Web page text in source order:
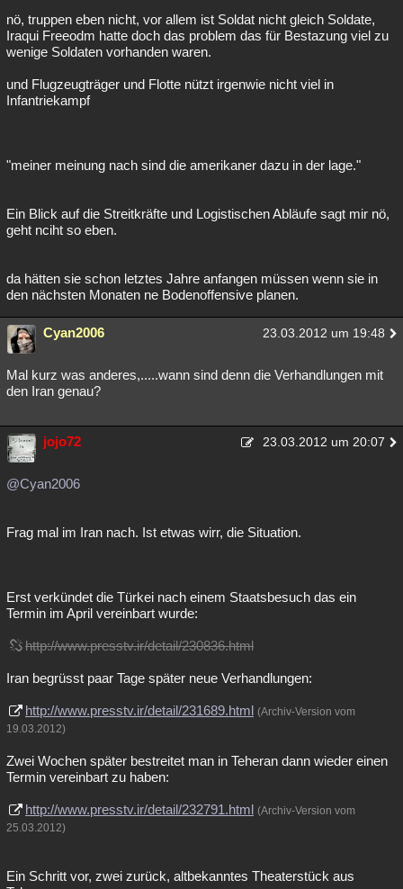
nö, truppen eben nicht, vor allem ist Soldat nicht gleich Soldate,
Iraqui Freeodm hatte doch das problem das für Bestazung viel zu
wenige Soldaten vorhanden waren.
und Flugzeugträger und Flotte nützt irgenwie nicht viel in
Infantriekampf
"meiner meinung nach sind die amerikaner dazu in der lage."
Ein Blick auf die Streitkräfte und Logistischen Abläufe sagt mir nö,
geht nciht so eben.
da hätten sie schon letztes Jahre anfangen müssen wenn sie in
den nächsten Monaten ne Bodenoffensive planen.
Cyan2006 23.03.2012 um 19:48
Mal kurz was anderes,.....wann sind denn die Verhandlungen mit
den Iran genau?
jojo72 23.03.2012 um 20:07
@Cyan2006
Frag mal im Iran nach. Ist etwas wirr, die Situation.
Erst verkündet die Türkei nach einem Staatsbesuch das ein
Termin im April vereinbart wurde:
http://www.presstv.ir/detail/230836.html
Iran begrüsst paar Tage später neue Verhandlungen:
http://www.presstv.ir/detail/231689.html (Archiv-Version vom
19.03.2012)
Zwei Wochen später bestreitet man in Teheran dann wieder einen
Termin vereinbart zu haben:
http://www.presstv.ir/detail/232791.html (Archiv-Version vom
25.03.2012)
Ein Schritt vor, zwei zurück, altbekanntes Theaterstück aus